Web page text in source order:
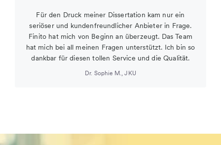
Für den Druck meiner Dissertation kam nur ein
seriöser und kundenfreundlicher Anbieter in Frage.
Finito hat mich von Beginn an überzeugt. Das Team
hat mich bei all meinen Fragen unterstützt. Ich bin so
dankbar für diesen tollen Service und die Qualität.
Dr. Sophie M. ,JKU